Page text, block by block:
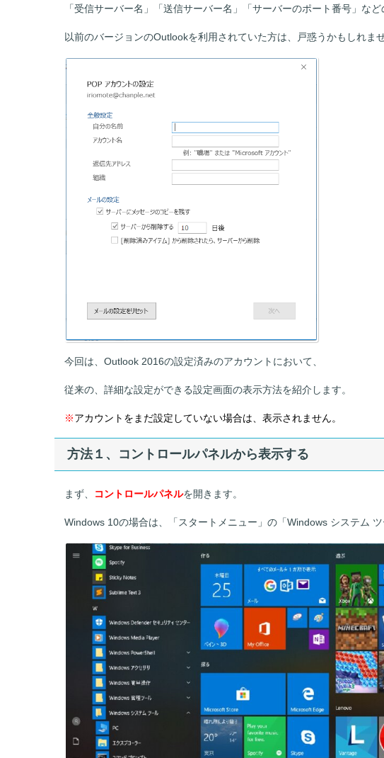
b
o
o
「受信サーバー名」「送信サーバー名」「サーバーのポート番号」など
以前のバージョンのOutlookを利用されていた方は、戸惑うかもしれませ
今回は、Outlook 2016の設定済みのアカウントにおいて、
従来の、詳細な設定ができる設定画面の表示方法を紹介します。
※アカウントをまだ設定していない場合は、表示されません。
方法１、コントロールパネルから表示する
まず、 コントロールパネルを開きます。
Windows 10の場合は、「スタートメニュー」の「Windows システム